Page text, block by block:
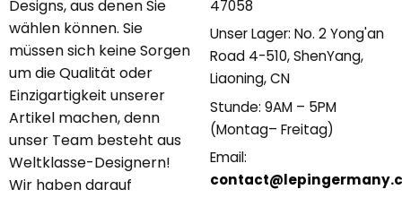
Designs, aus denen Sie
wählen können. Sie
müssen sich keine Sorgen
um die Qualität oder
Einzigartigkeit unserer
Artikel machen, denn
unser Team besteht aus
Weltklasse-Designern!
Wir haben darauf
47058
Unser Lager: No. 2 Yong'an
Road 4-510, ShenYang,
Liaoning, CN
Stunde: 9AM – 5PM
(Montag– Freitag)
Email: